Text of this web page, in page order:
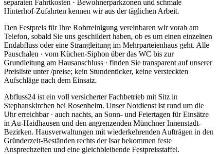
separaten Fahrtkosten · Bewohnerparkzonen und schmale
Hinterhof-Zufahrten kennen wir aus der täglichen Arbeit.
Den Festpreis für Ihre Rohrreinigung vereinbaren wir vorab am
Telefon, sobald Sie uns geschildert haben, ob es um einen einzelnen
Endabfluss oder eine Strangleitung im Mehrparteienhaus geht. Alle
Pauschalen · vom Küchen-Siphon über das WC bis zur
Grundleitung am Hausanschluss · finden Sie transparent auf unserer
Preisliste unter /preise; kein Stundenticker, keine versteckten
Aufschläge nach dem Einsatz.
Abfluss24 ist ein voll versicherter Fachbetrieb mit Sitz in
Stephanskirchen bei Rosenheim. Unser Notdienst ist rund um die
Uhr erreichbar · auch nachts, an Sonn- und Feiertagen für Einsätze
in Au-Haidhausen und den angrenzenden Münchner Innenstadt-
Bezirken. Hausverwaltungen mit wiederkehrenden Aufträgen in den
Gründerzeit-Beständen rechts der Isar bekommen feste
Ansprechzeiten und eine gleichbleibende Festpreisstaffel.